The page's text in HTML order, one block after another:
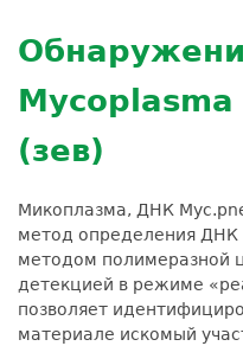
Расшифровка
Усиление
безопасности
Документы
to
top
(зев)
Микоплазма, ДНК
метод определения ДНК
методом полимеразной
детекцией в режиме
позволяет
материале искомый